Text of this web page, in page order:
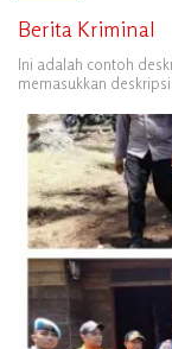
Berita Kriminal
Ini adalah contoh
memasukkan